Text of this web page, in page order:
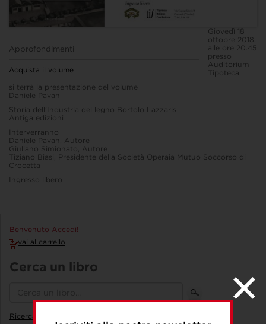
Approfondimenti
Acquista il volume
Giovedì 18
ottobre 2018,
alle ore 20.45
presso
Auditorium
Tipoteca
si terrà la presentazione del volume
Daniele Pavan
Storia dell’Industria del legno Bortolo Lazzaris
Antiga edizioni
Interverranno
Daniele Pavan, Autore
Giuliano Simionato, Autore
Tiziano Biasi, Presidente della Società Operaia Mutuo Soccorso di
Crocetta
Ingresso libero
Benvenuto Accedi!
vai al carrello
Cerca un libro
Ricerca avanzata